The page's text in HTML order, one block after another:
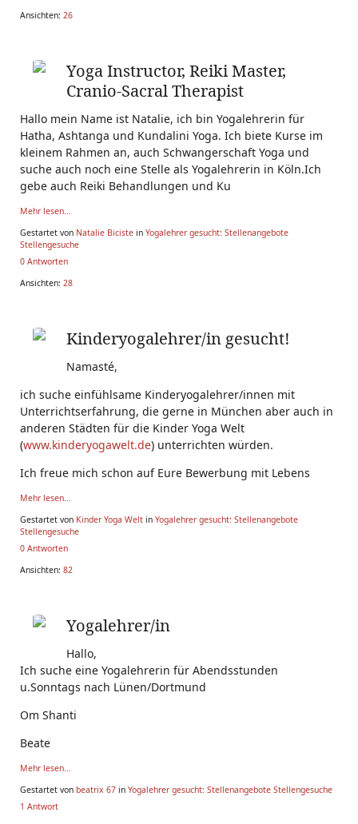
Ansichten: 26
Yoga Instructor, Reiki Master,
Cranio-Sacral Therapist
Hallo mein Name ist Natalie, ich bin Yogalehrerin für
Hatha, Ashtanga und Kundalini Yoga. Ich biete Kurse im
kleinem Rahmen an, auch Schwangerschaft Yoga und
suche auch noch eine Stelle als Yogalehrerin in Köln.Ich
gebe auch Reiki Behandlungen und Ku
Mehr lesen...
Gestartet von Natalie Biciste in Yogalehrer gesucht: Stellenangebote
Stellengesuche
0 Antworten
Ansichten: 28
Kinderyogalehrer/in gesucht!
Namasté,
ich suche einfühlsame Kinderyogalehrer/innen mit
Unterrichtserfahrung, die gerne in München aber auch in
anderen Städten für die Kinder Yoga Welt
(www.kinderyogawelt.de) unterrichten würden.
Ich freue mich schon auf Eure Bewerbung mit Lebens
Mehr lesen...
Gestartet von Kinder Yoga Welt in Yogalehrer gesucht: Stellenangebote
Stellengesuche
0 Antworten
Ansichten: 82
Yogalehrer/in
Hallo,
Ich suche eine Yogalehrerin für Abendsstunden
u.Sonntags nach Lünen/Dortmund
Om Shanti
Beate
Mehr lesen...
Gestartet von beatrix 67 in Yogalehrer gesucht: Stellenangebote Stellengesuche
1 Antwort